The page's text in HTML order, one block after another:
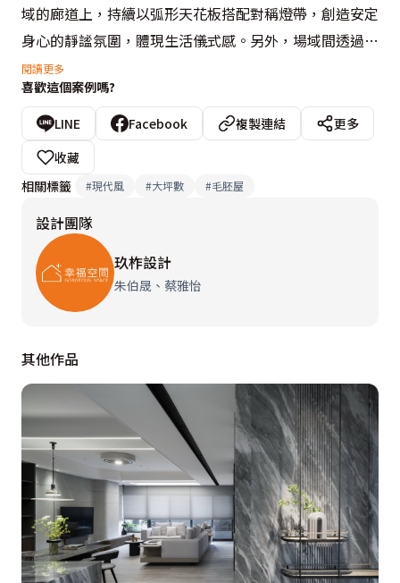
域的廊道上，持續以弧形天花板搭配對稱燈帶，創造安定
身心的靜謐氛圍，體現生活儀式感。另外，場域間透過端
景的布局，讓動線的進、退、轉換間，皆是流動的景致；
例如主臥端景櫃是進入主臥的第一視覺，成為公領域轉換
到私領域的過場與延續，透過圓弧線條勾勒櫃體、佐入鐵
件層架，再接續主臥空間的圓弧造型天花板、吊燈，完美
整合公私領域調性。
為了營造出沉穩、耐看的質感空間，雖使用5種石材，但
藉由不同層次的大地色調與紋理，搭配切割立面，帶出美
學層次空間感；例如餐廚區主體牆，以多塊石材拼接、形
成自然分割溝縫，營造續而不斷的大器場域氛圍。色彩上
性；並以藍色創造畫龍點睛效果，並兼具場域的延伸，以
玄關為起始的藍色石材地坪，到主臥藍色吊櫃、衛浴浴缸
藍色主牆、客用衛浴洗手台。
隔間設計上，書房轉角利用玻璃造型拉門，拉門融入琴譜
造型，呼應旋律為主題的設計靈感，同時達到杜絕視覺干
擾的獨立閱讀區。整體設計上，嘗試很多異材質拼接的施
工技法，包含鐵件嵌入、圓弧造型，局部利用鍍鈦層板等
細節，創造出細緻、輕盈的設計感。燈光計畫上，層板結
閱讀更多
喜歡這個案例嗎?
LINE Facebook 複製連結
更多
收藏
相關標籤
#現代風 #大坪數 #毛胚屋
設計團隊
玖柞設計
朱伯晟、蔡雅怡
其他作品